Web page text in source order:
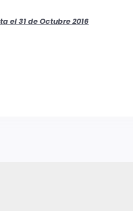
el 31 de Octubre 2016